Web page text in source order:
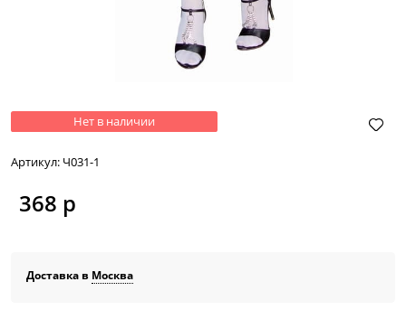
Нет в наличии
Артикул: Ч031-1
368 р
Доставка в Москва